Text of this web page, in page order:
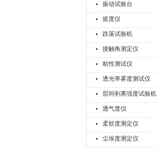
振动试验台
挺度仪
跌落试验机
接触角测定仪
粘性测试仪
透光率雾度测试仪
层间剥离强度试验机
透气度仪
柔软度测定仪
尘埃度测定仪